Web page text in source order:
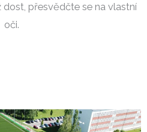
dost, přesvědčte se na vlastní
oči.